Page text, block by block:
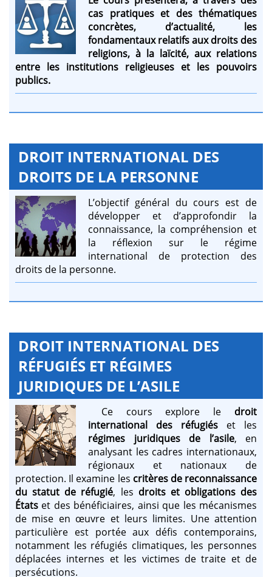
cas pratiques et des thématiques
concrètes, d’actualité, les
fondamentaux relatifs aux droits des
religions, à la laïcité, aux relations
entre les institutions religieuses et les pouvoirs
publics.
DROIT INTERNATIONAL DES
DROITS DE LA PERSONNE
L’objectif général du cours est de
développer et d’approfondir la
connaissance, la compréhension et
la réflexion sur le régime
international de protection des
droits de la personne.
DROIT INTERNATIONAL DES
RÉFUGIÉS ET RÉGIMES
JURIDIQUES DE L’ASILE
Ce cours explore le droit
international des réfugiés et les
régimes juridiques de l’asile, en
analysant les cadres internationaux,
régionaux et nationaux de
protection. Il examine les critères de reconnaissance
du statut de réfugié, les droits et obligations des
États et des bénéficiaires, ainsi que les mécanismes
de mise en œuvre et leurs limites. Une attention
particulière est portée aux défis contemporains,
notamment les réfugiés climatiques, les personnes
déplacées internes et les victimes de traite et de
persécutions.